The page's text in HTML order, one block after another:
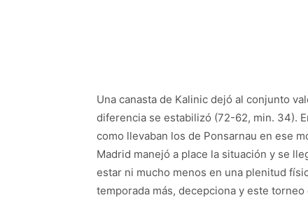
Una canasta de Kalinic dejó al conjunto
diferencia se estabilizó (72-62, min. 34).
como llevaban los de Ponsarnau en ese
Madrid manejó a place la situación y se
estar ni mucho menos en una plenitud
temporada más, decepciona y este